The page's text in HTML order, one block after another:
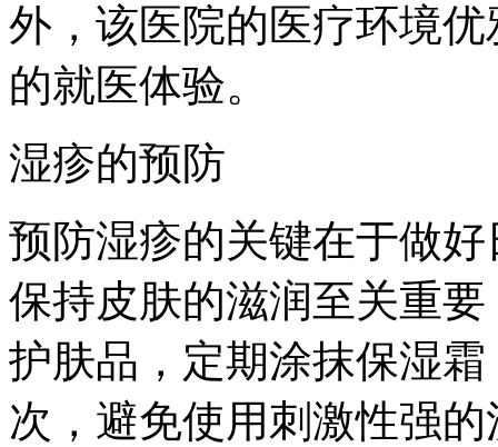
外，该医院的医疗环境
的就医体验。
湿疹的预防
预防湿疹的关键在于做
保持皮肤的滋润至关重
护肤品，定期涂抹保湿
次，避免使用刺激性强